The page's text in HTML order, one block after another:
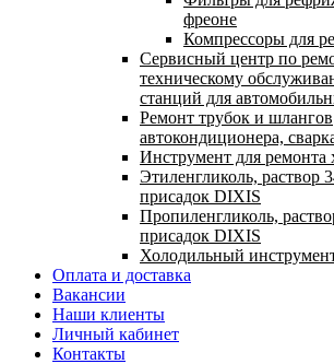
фреоне
Компрессоры для
Сервисный центр по
техническому
станций для
Ремонт трубок и шлангов
автокондиционера,
Инструмент для ремонта
Этиленгликоль, раствор
присадок DIXIS
Пропиленгликоль,
присадок DIXIS
Холодильный
Оплата и доставка
Вакансии
Наши клиенты
Личный кабинет
Контакты